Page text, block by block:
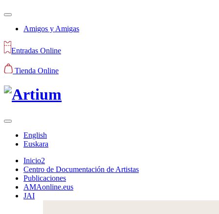
Amigos y Amigas
Entradas Online
Tienda Online
English
Euskara
Inicio2
Centro de Documentación de Artistas
Publicaciones
AMAonline.eus
JAI